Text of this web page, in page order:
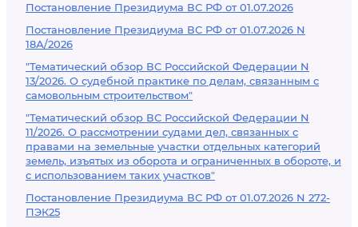
Постановление Президиума ВС РФ от 01.07.2026
Постановление Президиума ВС РФ от 01.07.2026 N
18А/2026
"Тематический обзор ВС Российской Федерации N
13/2026. О судебной практике по делам, связанным с
самовольным строительством"
"Тематический обзор ВС Российской Федерации N
11/2026. О рассмотрении судами дел, связанных с
правами на земельные участки отдельных категорий
земель, изъятых из оборота и ограниченных в обороте, и
с использованием таких участков"
Постановление Президиума ВС РФ от 01.07.2026 N 272-
ПЭК25